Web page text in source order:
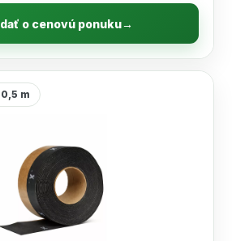
o cenovú ponuku→
m